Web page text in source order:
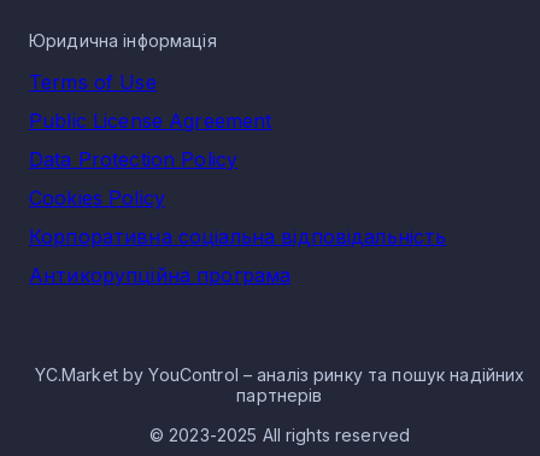
Юридична інформація
Terms of Use
Public License Agreement
Data Protection Policy
Cookies Policy
Корпоративна соціальна відповідальність
Антикорупційна програма
YC.Market by YouControl – аналіз ринку та пошук надійних
партнерів
© 2023-2025 All rights reserved